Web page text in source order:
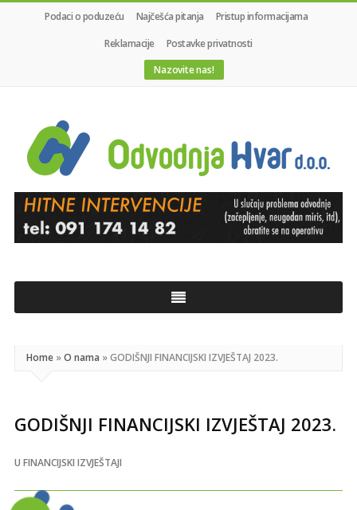
Podaci o poduzeću Najčešća pitanja
Pristup informacijama
Reklamacije
Postavke privatnosti
Nazovite nas!
Hvar
d.o.o.
Home »O nama »GODIŠNJI FINANCIJSKI IZVJEŠTAJ 2023.
GODIŠNJI FINANCIJSKI IZVJEŠTAJ 2023.
U FINANCIJSKI IZVJEŠTAJI